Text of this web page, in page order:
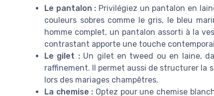
Le pantalon : Privilégiez un pantalon en
couleurs sobres comme le gris, le bleu
homme complet, un pantalon assorti à la
contrastant apporte une touche
Le gilet :Un gilet en tweed ou en laine,
raffinement. Il permet aussi de structurer la
lors des mariages champêtres.
La chemise : Optez pour une chemise